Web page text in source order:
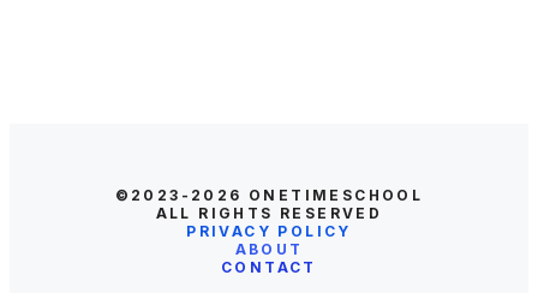
©2023-2026 ONETIMESCHOOL
ALL RIGHTS RESERVED
PRIVACY POLICY
ABOUT
CONTACT